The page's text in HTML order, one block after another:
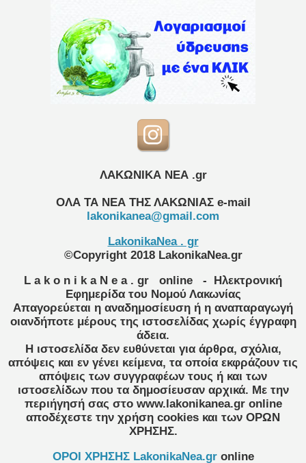
ΛΑΚΩΝΙΚΑ ΝΕΑ .gr
ΟΛΑ ΤΑ ΝΕΑ ΤΗΣ ΛΑΚΩΝΙΑΣ e-mail
lakonikanea@gmail.com
LakonikaNea . gr
©Copyright 2018 LakonikaNea.gr
L a k o n i k a N e a . gr
online
- Ηλεκτρονική
Εφημερίδα του Νομού Λακωνίας
Απαγορεύεται η αναδημοσίευση ή η αναπαραγωγή
οιανδήποτε μέρους της ιστοσελίδας χωρίς έγγραφη
άδεια.
Η ιστοσελίδα δεν ευθύνεται για άρθρα, σχόλια,
απόψεις και εν γένει κείμενα, τα οποία εκφράζουν τις
απόψεις των συγγραφέων τους ή και των
ιστοσελίδων που τα δημοσίευσαν αρχικά. Με την
περιήγησή σας στο www.lakonikanea.gr online
αποδέχεστε την χρήση cookies και των ΟΡΩΝ
ΧΡΗΣΗΣ.
OPOI XΡΗΣΗΣ LakonikaNea.gr online